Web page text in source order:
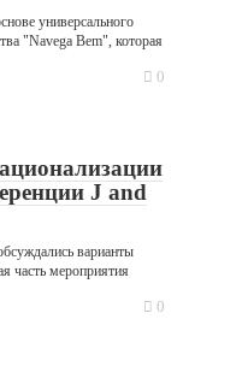
универсального
"Navega Bem", которая
0
J and
варианты
часть мероприятия
0